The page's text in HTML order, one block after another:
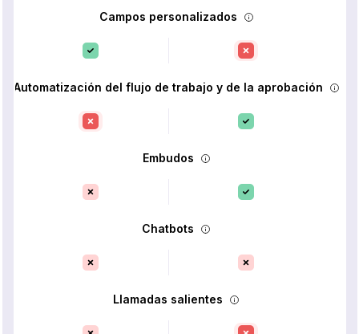
Campos personalizados
Automatización del flujo de trabajo y de la aprobación
Embudos
Chatbots
Llamadas salientes